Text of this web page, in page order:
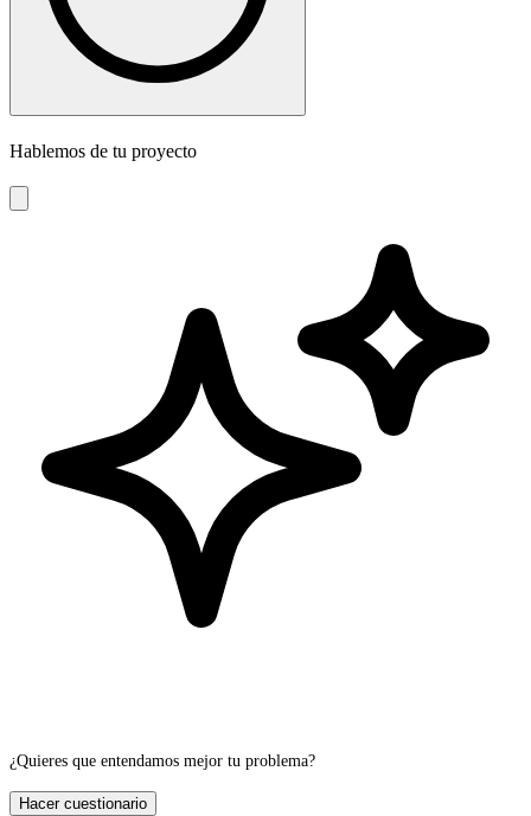
Hablemos de tu proyecto
¿Quieres que entendamos mejor tu problema?
Hacer cuestionario